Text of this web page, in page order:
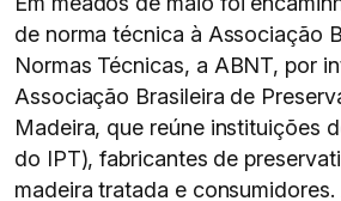
de norma técnica à Associação
Normas Técnicas, a ABNT, por
Associação Brasileira de
Madeira, que reúne instituições
do IPT), fabricantes de
madeira tratada e